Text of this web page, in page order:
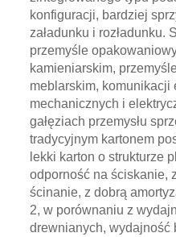
konfiguracji, bardziej
załadunku i rozładunku.
przemyśle
kamieniarskim,
meblarskim, komunikacji
mechanicznych i
gałęziach przemysłu
tradycyjnym kartonem
lekki karton o strukturze
odporność na ściskanie,
ścinanie, z dobrą
2, w porównaniu z
drewnianych, wydajność